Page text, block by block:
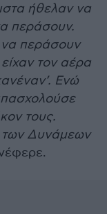
ήθελαν να
περάσουν.
να περάσουν
τον αέρα
Ενώ
τους.
των Δυνάμεων